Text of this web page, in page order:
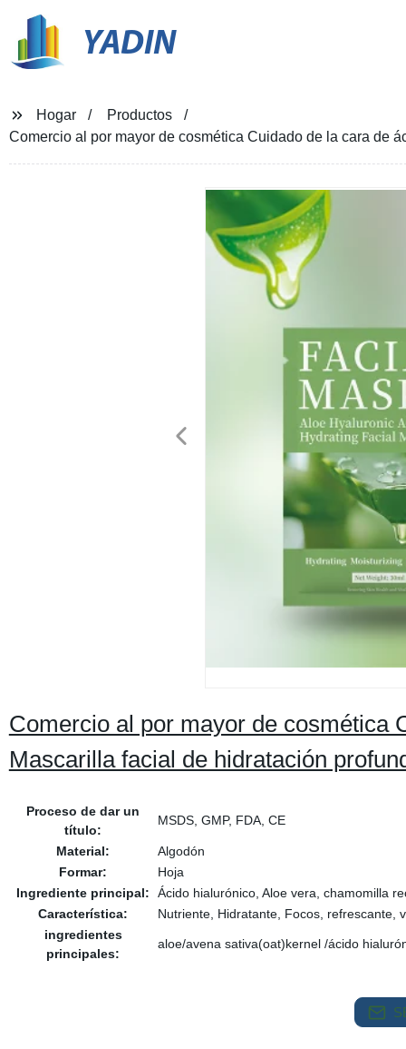
YADIN
Hogar
Productos
Comercio al por mayor de cosmética Cuidado de la cara de
Comercio al por mayor de cosmética
Mascarilla facial de hidratación
Proceso de dar un
título:
MSDS, GMP, FDA, CE
Material:
Algodón
Formar:
Hoja
Ingrediente principal:
Ácido hialurónico, Aloe vera, chamomilla
Característica:
Nutriente, Hidratante, Focos, refrescante,
ingredientes
principales:
aloe/avena sativa(oat)kernel /ácido